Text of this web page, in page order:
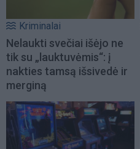
Kriminalai
Nelaukti svečiai išėjo ne
tik su „lauktuvėmis“: į
nakties tamsą išsivedė ir
merginą